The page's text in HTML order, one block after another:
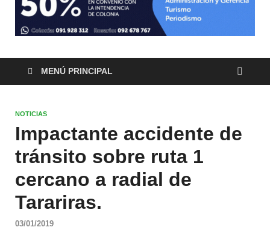
MENÚ PRINCIPAL
NOTICIAS
Impactante accidente de
tránsito sobre ruta 1
cercano a radial de
Tarariras.
03/01/2019